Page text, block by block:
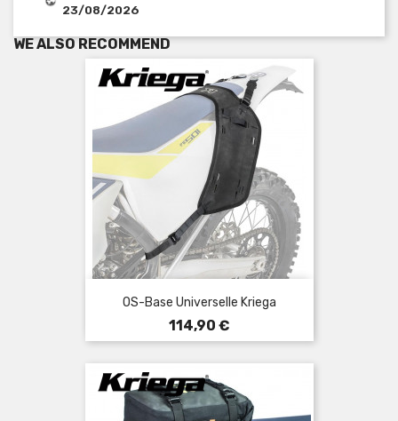
23/08/2026
WE ALSO RECOMMEND
OS-Base Universelle Kriega
Prix
114,90 €